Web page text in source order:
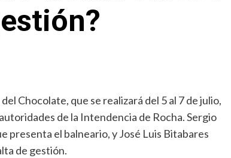
Chocolate, que se realizará del 5 al 7 de julio,
de la Intendencia de Rocha. Sergio
presenta el balneario, y José Luis Bitabares
de gestión.